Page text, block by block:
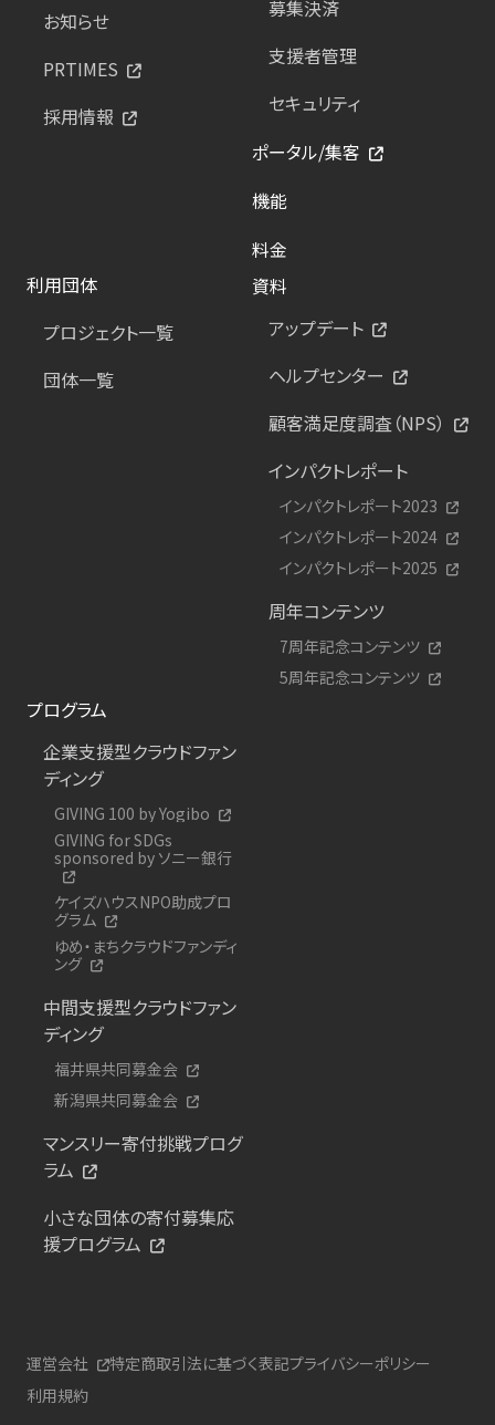
お知らせ
PRTIMES
採用情報
募集決済
支援者管理
セキュリティ
ポータル/集客
機能
料金
利用団体
プロジェクト一覧
団体一覧
資料
アップデート
ヘルプセンター
顧客満足度調査（NPS）
インパクトレポート
インパクトレポート2023
インパクトレポート2024
インパクトレポート2025
周年コンテンツ
7周年記念コンテンツ
5周年記念コンテンツ
プログラム
企業支援型クラウドファン
ディング
GIVING 100 by Yogibo
GIVING for SDGs
sponsored by ソニー銀行
ケイズハウスNPO助成プロ
グラム
ゆめ・まちクラウドファンディ
ング
中間支援型クラウドファン
ディング
福井県共同募金会
新潟県共同募金会
マンスリー寄付挑戦プログ
ラム
小さな団体の寄付募集応
援プログラム
運営会社 特定商取引法に基づく表記プライバシーポリシー
利用規約